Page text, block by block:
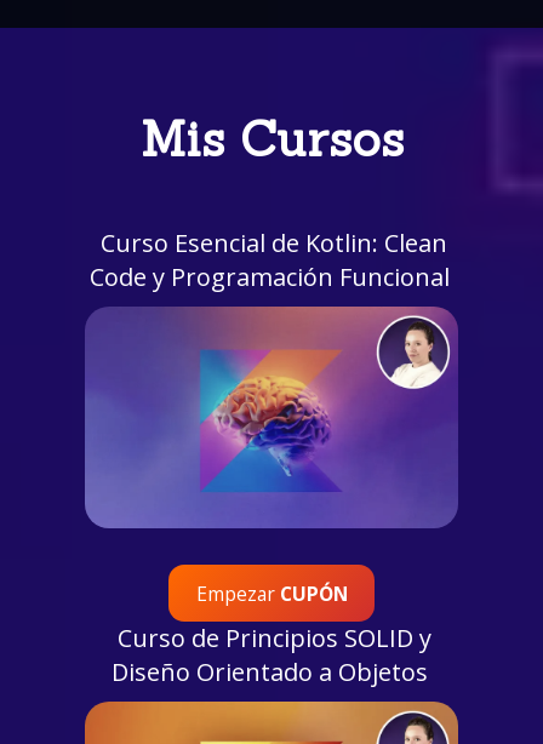
Mis Cursos
Curso Esencial de Kotlin: Clean
Code y Programación Funcional
EmpezarCUPÓN
Curso de Principios SOLID y
Diseño Orientado a Objetos